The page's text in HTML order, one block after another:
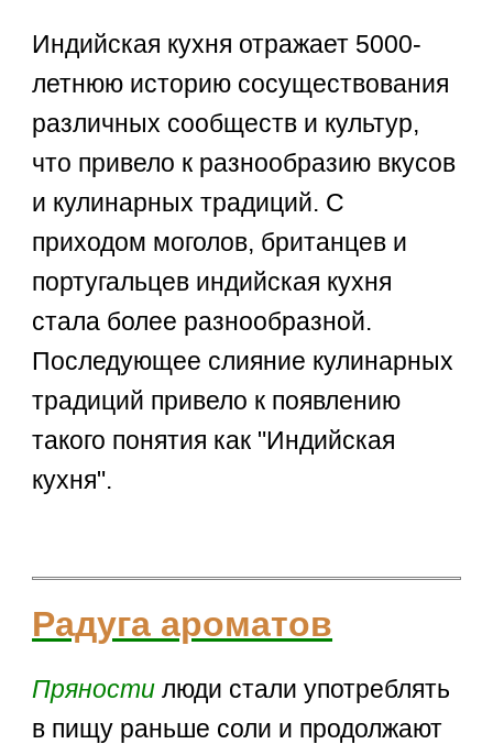
Индийская кухня отражает 5000-
летнюю историю сосуществования
различных сообществ и культур,
что привело к разнообразию вкусов
и кулинарных традиций. С
приходом моголов, британцев и
португальцев индийская кухня
стала более разнообразной.
Последующее слияние кулинарных
традиций привело к появлению
такого понятия как "Индийская
кухня".
Радуга ароматов
Пряности люди стали употреблять
в пищу раньше соли и продолжают